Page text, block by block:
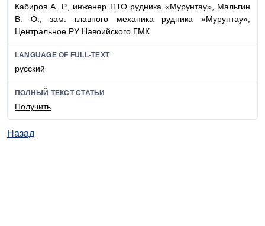
Кабиров А. Р., инженер ПТО рудника «Мурунтау», Мальгин
В. О., зам. главного механика рудника «Мурунтау»,
Центральное РУ Навоийского ГМК
LANGUAGE OF FULL-TEXT
русский
ПОЛНЫЙ ТЕКСТ СТАТЬИ
Получить
Назад